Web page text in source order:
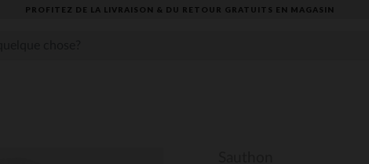
PROFITEZ DE LA LIVRAISON & DU RETOUR GRATUITS EN MAGASIN​